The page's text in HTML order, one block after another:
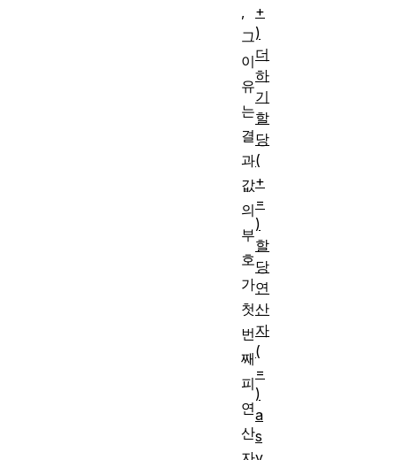
그
이
유
는
결
과
값
의
부
호
가
첫
번
째
피
연
산
+
)
더
하
기
할
당
(
+
=
)
할
당
연
산
자
(
=
)
a
s